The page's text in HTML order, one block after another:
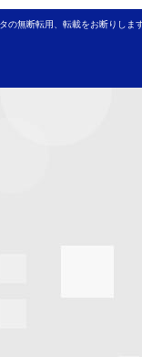
の無断転用、転載をお断りしま